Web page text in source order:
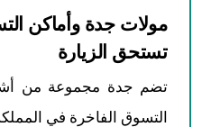
مولات جدة وأماكن
تستحق الزيارة
تضم جدة مجموعة من
التسوق الفاخرة في